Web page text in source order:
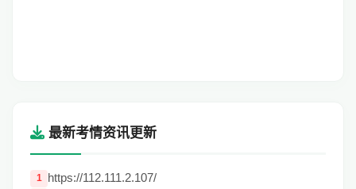
最新考情资讯更新
1 https://112.111.2.107/